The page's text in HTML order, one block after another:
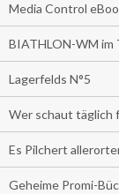
Media Control
BIATHLON-WM im
Lagerfelds N°5
Wer schaut täglich
Es Pilchert
Geheime Promi-